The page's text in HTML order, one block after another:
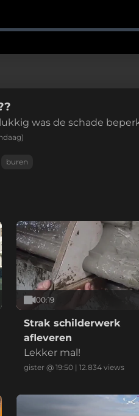
was de schade
buren
00:19
Strak schilderwerk
afleveren
Lekker mal!
gister @ 19:50| 12.834views